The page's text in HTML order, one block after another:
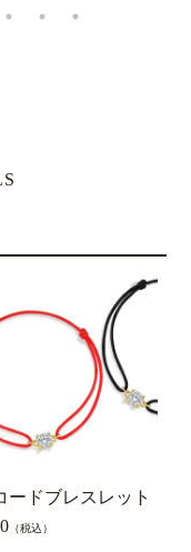
ードブレスレット
（税込）